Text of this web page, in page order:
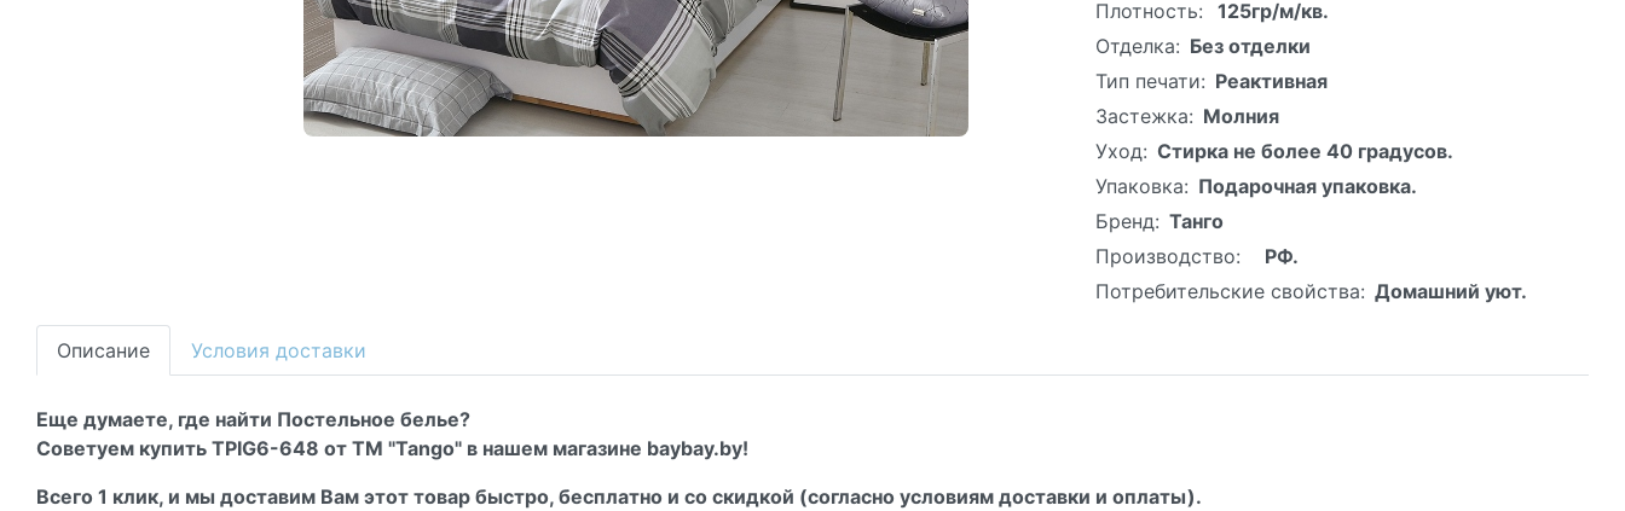
Плотность:
125гр/м/кв.
Отделка: Без отделки
Тип печати: Реактивная
Застежка: Молния
Уход: Стирка не более 40 градусов.
Упаковка: Подарочная упаковка.
Бренд: Танго
Производство:
РФ.
Потребительские свойства: Домашний уют.
Описание Условия доставки
Еще думаете, где найти Постельное белье?
Советуем купить TPIG6-648 от ТМ "Tango" в нашем магазине baybay.by!
Всего 1 клик, и мы доставим Вам этот товар быстро, бесплатно и со скидкой (согласно условиям доставки и оплаты).